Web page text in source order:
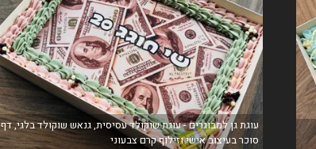
עוגת גן למבוגרים - עוגת שוקולד עסיסית, גנאש שוקולד בלגי, דף
סוכר בעיצוב אישי וזילוף קרם צבעוני